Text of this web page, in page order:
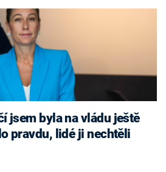
jsem byla na vládu ještě
pravdu, lidé ji nechtěli